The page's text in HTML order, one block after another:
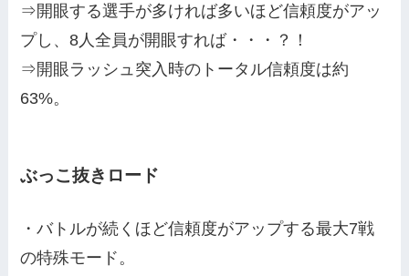
⇒開眼する選手が多ければ多いほど信頼度がアッ
プし、8人全員が開眼すれば・・・？！
⇒開眼ラッシュ突入時のトータル信頼度は約
63%。
ぶっこ抜きロード
・バトルが続くほど信頼度がアップする最大7戦
の特殊モード。